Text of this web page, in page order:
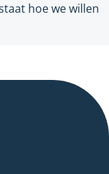
hoe we willen